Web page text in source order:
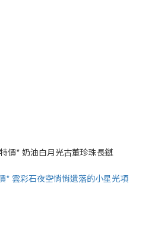
價* 奶油白月光古董珍珠長鏈